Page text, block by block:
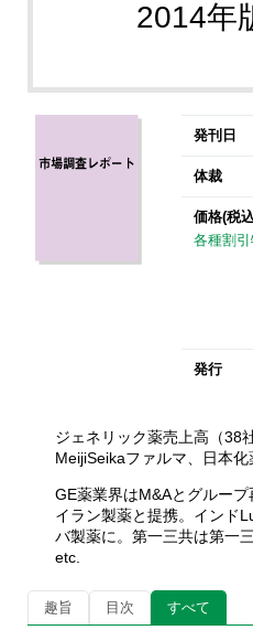
2014年
発刊日
体裁
価格(税
各種割
発行
ジェネリック薬売上高（38
MeijiSeikaファルマ、日本
GE薬業界はM&Aとグルー
イラン製薬と提携。インド
バ製薬に。第一三共は第一
etc.
趣旨 目次 すべて